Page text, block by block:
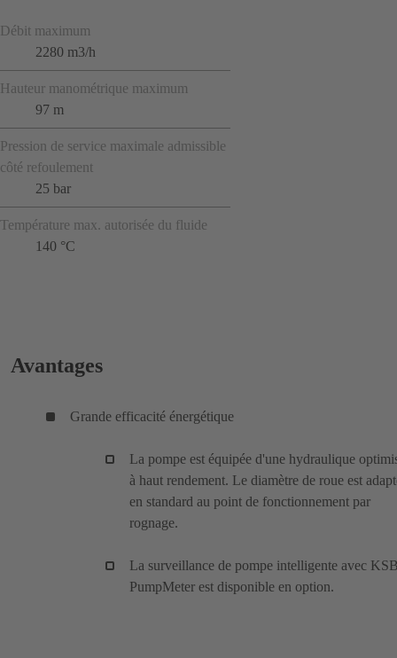
Débit maximum
2280 m3/h
Hauteur manométrique maximum
97 m
Pression de service maximale admissible
côté refoulement
25 bar
Température max. autorisée du fluide
140 °C
Avantages
Grande efficacité énergétique
La pompe est équipée d'une hydraulique
à haut rendement. Le diamètre de roue est
en standard au point de fonctionnement par
rognage.
La surveillance de pompe intelligente avec
PumpMeter est disponible en option.